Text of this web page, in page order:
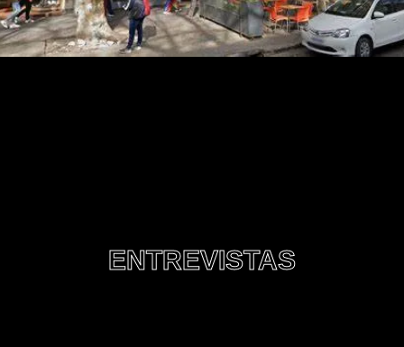
ENTREVISTAS